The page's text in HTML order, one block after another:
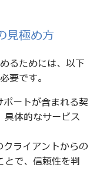
見極め方
るためには、以下
要です。
ートが含まれる契
具体的なサービス
ライアントからの
とで、信頼性を判